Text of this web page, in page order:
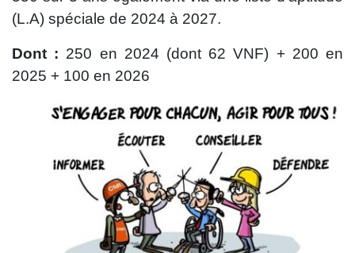
(L.A) spéciale de 2024 à 2027.
Dont : 250 en 2024 (dont 62 VNF) + 200 en
2025 + 100 en 2026